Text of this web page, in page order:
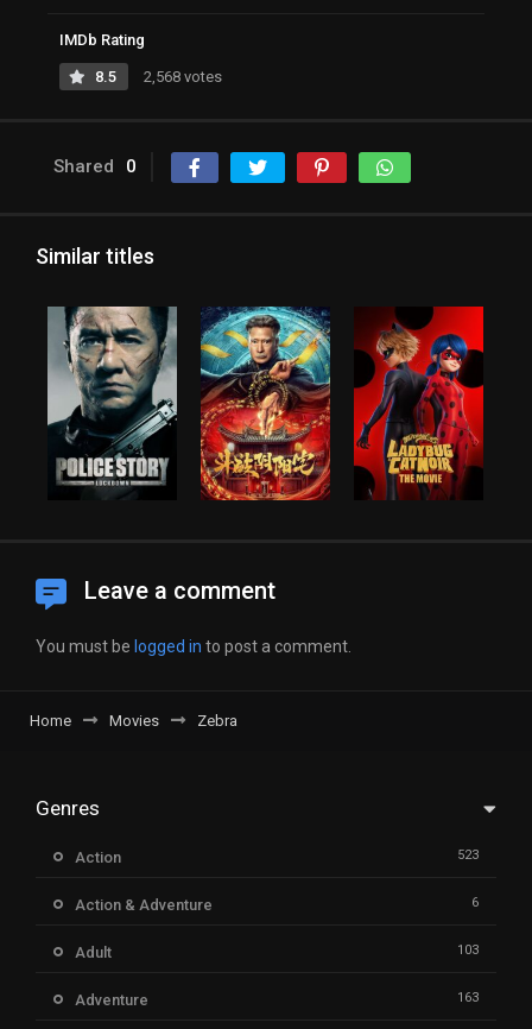
IMDb Rating
8.5 2,568 votes
Shared 0
Similar titles
Leave a comment
You must be logged in to post a comment.
Home Movies Zebra
Genres
Action 523
Action & Adventure 6
Adult 103
Adventure 163